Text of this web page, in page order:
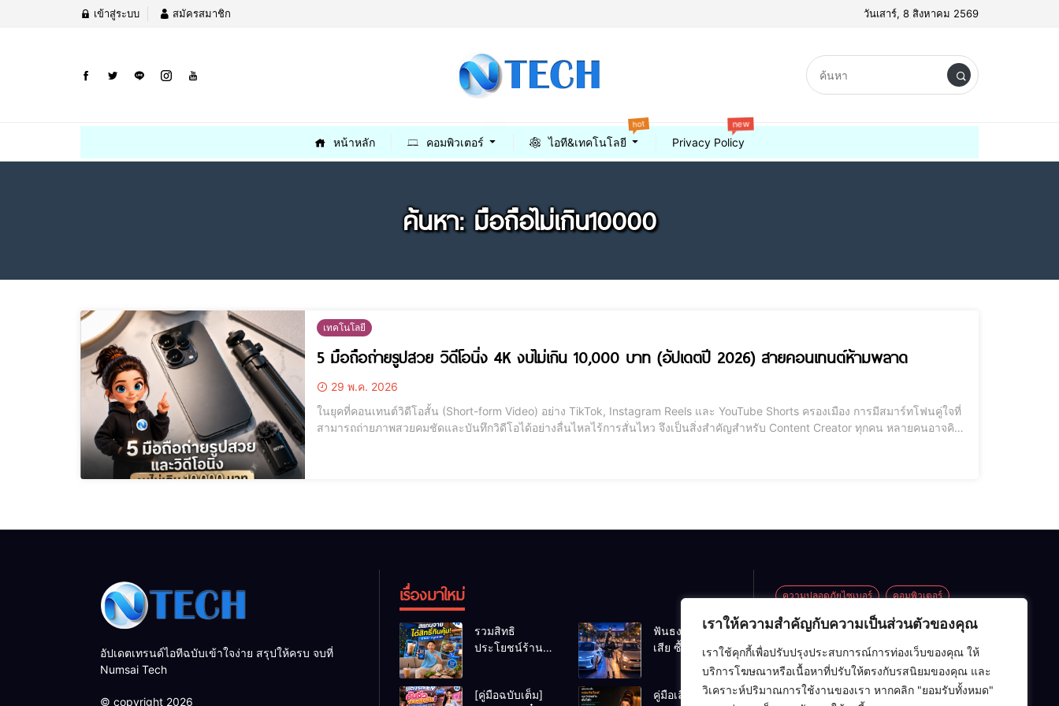
เราให้ความสำคัญกับความเป็นส่วนตัวของคุณ
เราใช้คุกกี้เพื่อปรับปรุงประสบการณ์การท่องเว็บของคุณ ให้
บริการโฆษณาหรือเนื้อหาที่ปรับให้ตรงกับรสนิยมของคุณ และ
วิเคราะห์ปริมาณการใช้งานของเรา หากคลิก "ยอมรับทั้งหมด"
เข้าสู่ระบบ สมัครสมาชิก วันเสาร์, 8 สิงหาคม 2569
หน้าหลัก คอมพิวเตอร์ ไอที&เทคโนโลยี
hot
Privacy Policy
new
ค้นหา: มือถือไม่เกิน10000
เทคโนโลยี
5 มือถือถ่ายรูปสวย วิดีโอนิ่ง 4K งบไม่เกิน 10,000 บาท (อัปเดตปี 2026) สายคอนเทนต์ห้ามพลาด
29 พ.ค. 2026
ในยุคที่คอนเทนต์วิดีโอสั้น (Short-form Video) อย่าง TikTok, Instagram Reels และ YouTube Shorts ครองเมือง การมีสมาร์ทโฟนคู่ใจที่
สามารถถ่ายภาพสวยคมชัดและบันทึกวิดีโอได้อย่างลื่นไหลไร้การสั่นไหว จึงเป็นสิ่งสำคัญสำหรับ Content Creator ทุกคน หลายคนอาจคิด
อัปเดตเทรนด์ไอทีฉบับเข้าใจง่าย สรุปให้ครบ จบที่
Numsai Tech
© copyright 2026
เรื่องมาใหม่
รวมสิทธิ
ประโยชน์ร้าน
ด้วย Virtual
ฟันธงข้อดีข้อ
เสีย ซื้อรถ EV vs
รถน้ำมัน Eco
มหา’ลัย แบบ
[คู่มือฉบับเต็ม]
คู่มือเลือกซื้อ
ความปลอดภัยไซเบอร์ คอมพิวเตอร์
ซอฟต์แวร์ ปัญญาประดิษฐ์ (AI)
อาร์ดแวร์ เครือข่ายคอมพิวเตอร์